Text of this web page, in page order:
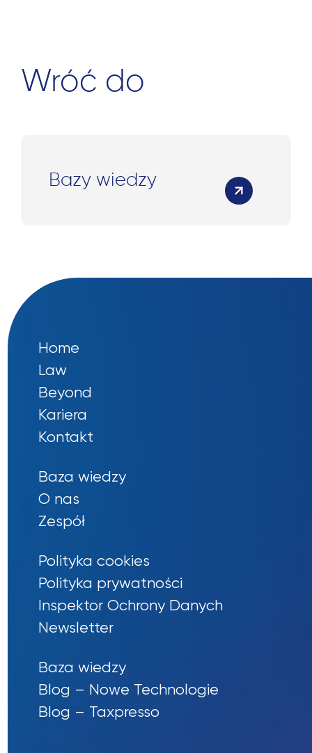
Wróć do
Bazy wiedzy
Home
Law
Beyond
Kariera
Kontakt
Baza wiedzy
O nas
Zespół
Polityka cookies
Polityka prywatności
Inspektor Ochrony Danych
Newsletter
Baza wiedzy
Blog – Nowe Technologie
Blog – Taxpresso